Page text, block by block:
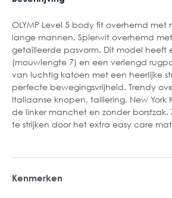
OLYMP Level 5 body fit overhemd met
lange mannen. Spierwit overhemd
getailleerde pasvorm. Dit model heeft
(mouwlengte 7) en een verlengd
van luchtig katoen met een heerlijke
perfecte bewegingsvrijheid. Trendy
Italiaanse knopen, taillering, New York
de linker manchet en zonder borstzak.
te strijken door het extra easy care
Kenmerken